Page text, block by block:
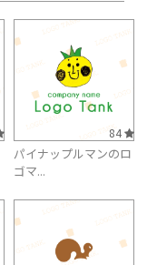
84
パイナップルマンのロ
ゴマ...